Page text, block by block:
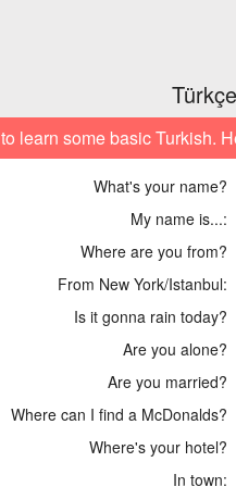
learn some basic Turkish.
What's your name?
My name is...:
Where are you from?
From New York/Istanbul:
Is it gonna rain today?
Are you alone?
Are you married?
Where can I find a McDonalds?
Where's your hotel?
In town: